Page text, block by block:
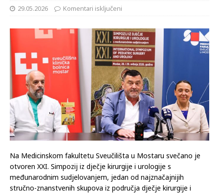
29.05.2026 Komentari isključeni
Na Medicinskom fakultetu Sveučilišta u Mostaru svečano je
otvoren XXI. Simpozij iz dječje kirurgije i urologije s
međunarodnim sudjelovanjem, jedan od najznačajnijih
stručno-znanstvenih skupova iz područja dječje kirurgije i